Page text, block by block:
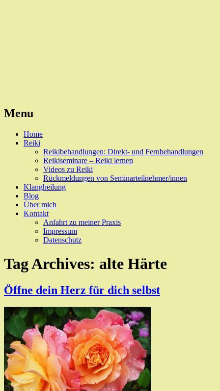
Menu
Skip
Home
Reiki
Reikibehandlungen: Direkt- und Fernbehandlungen
Reikiseminare – Reiki lernen
Videos zu Reiki
Rückmeldungen von Seminarteilnehmer/innen
Klangheilung
Blog
Über mich
Kontakt
Anfahrt zu meiner Praxis
Impressum
Datenschutz
Tag Archives: alte Härte
Öffne dein Herz für dich selbst